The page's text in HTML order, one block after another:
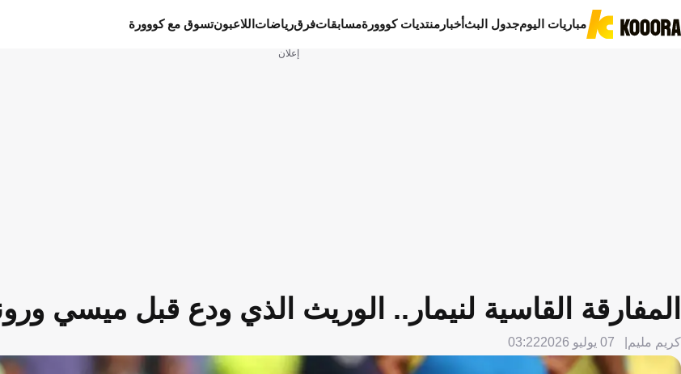
مباريات اليومجدول البثأخبار منتديات كووورةمسابقاتفرقرياضات اللاعبونتسوق مع كووورة
إعلان
المفارقة القاسية لنيمار.. الوريث الذي ودع قبل ميسي
كريم مليم 07 يوليو 2026 03:22